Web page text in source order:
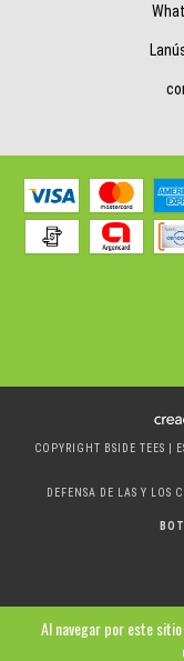
Al navegar por este sitio
COPYRIGHT BSIDE TEES |
DEFENSA DE LAS Y LOS